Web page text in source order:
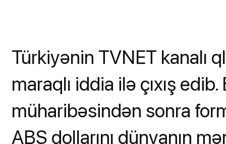
Türkiyənin TVNET kanalı
maraqlı iddia ilə çıxış
müharibəsindən sonra
ABŞ dollarını dünyanın